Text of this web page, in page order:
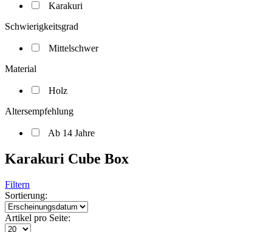
Karakuri
Schwierigkeitsgrad
Mittelschwer
Material
Holz
Altersempfehlung
Ab 14 Jahre
Karakuri Cube Box
Filtern
Sortierung:
Artikel pro Seite: